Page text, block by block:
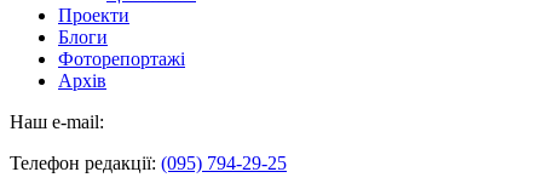
Проекти
Блоги
Фоторепортажі
Архів
Наш e-mail:
Телефон редакції: (095) 794-29-25